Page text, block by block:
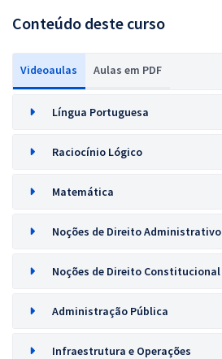
Conteúdo deste curso
Videoaulas Aulas em PDF
Língua Portuguesa
Raciocínio Lógico
Matemática
Noções de Direito Administrativo
Noções de Direito Constitucional
Administração Pública
Infraestrutura e Operações